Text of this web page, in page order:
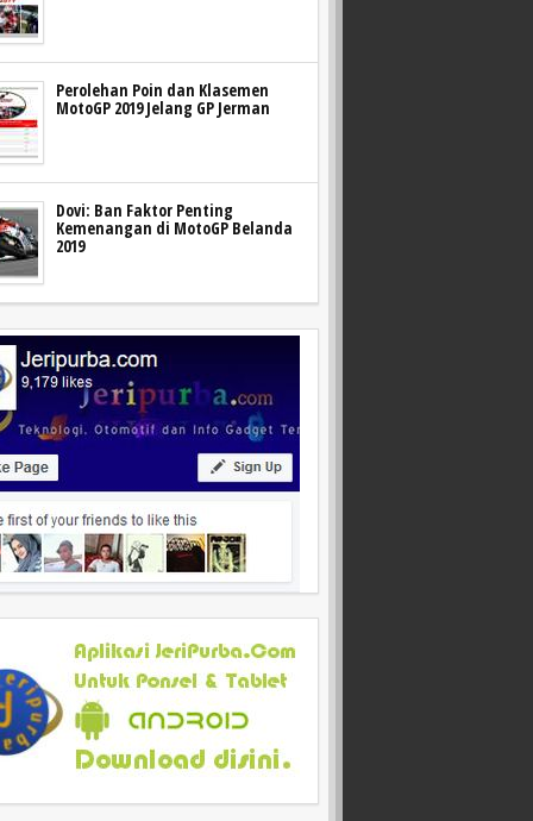
Perolehan Poin dan Klasemen
MotoGP 2019 Jelang GP Jerman
Dovi: Ban Faktor Penting
Kemenangan di MotoGP Belanda
2019